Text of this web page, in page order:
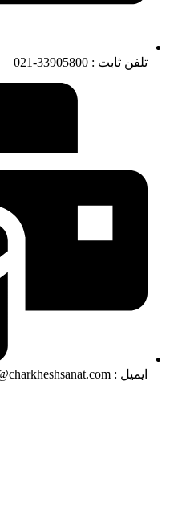
تلفن ثابت : 33905800-021
ایمیل : info@charkheshsanat.com